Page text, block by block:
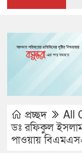
প্রচ্ছদ All
ডঃ রফিকুল ইসলাম
পাওয়ায়